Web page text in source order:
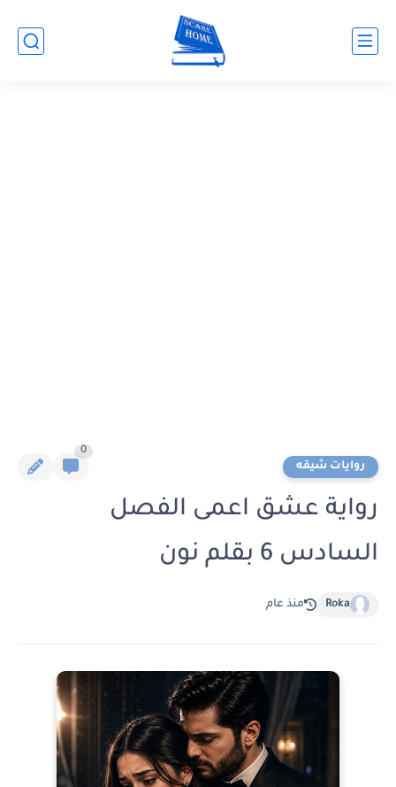
روايات شيقه
0
رواية عشق اعمى الفصل
السادس 6 بقلم نون
Roka منذ عام